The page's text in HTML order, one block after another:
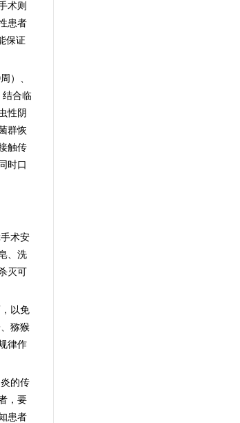
术则
患者
保证
）、
结合临
性阴
群恢
触传
时口
术安
、洗
灭可
以免
猕猴
律作
的传
，要
患者